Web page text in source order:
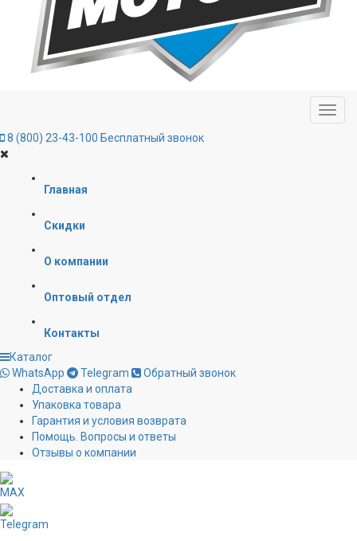
8 (800) 23-43-100 Бесплатный звонок
Главная
Скидки
О компании
Оптовый отдел
Контакты
Каталог
WhatsApp
Telegram
Обратный звонок
Доставка и оплата
Упаковка товара
Гарантия и условия возврата
Помощь. Вопросы и ответы
Отзывы о компании
MAX
Telegram